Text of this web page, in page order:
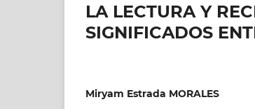
LA LECTURA Y
SIGNIFICADOS
Miryam Estrada MORALES